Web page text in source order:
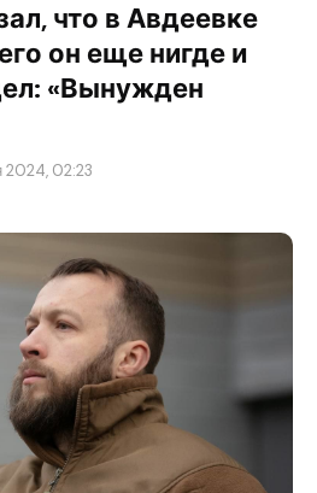
что в Авдеевке
он еще нигде и
«Вынужден
02:23